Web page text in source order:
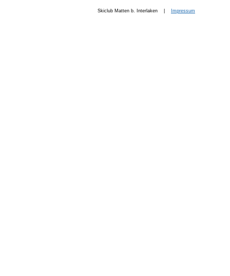
Skiclub Matten b. Interlaken | Impressum